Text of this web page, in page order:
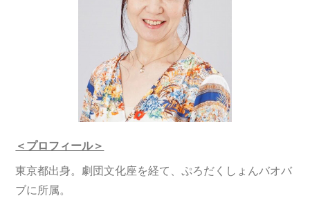
＜プロフィール＞
東京都出身。劇団文化座を経て、ぷろだくしょんバオバ
ブに所属。